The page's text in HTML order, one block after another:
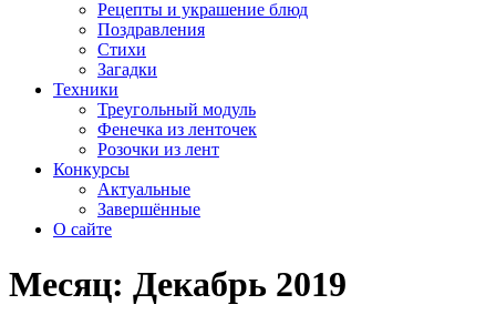
Рецепты и украшение блюд
Поздравления
Стихи
Загадки
Техники
Треугольный модуль
Фенечка из ленточек
Розочки из лент
Конкурсы
Актуальные
Завершённые
О сайте
Месяц: Декабрь 2019